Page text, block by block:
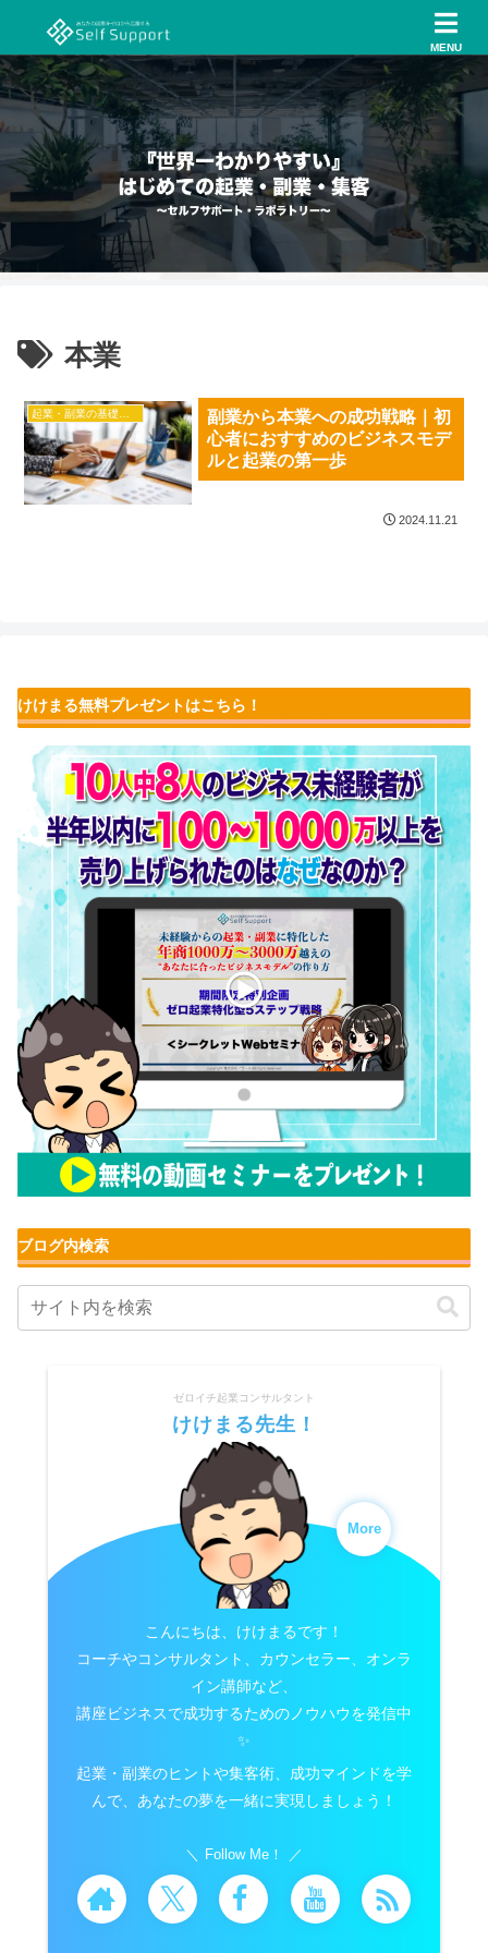
MENU
本業
起業・副業の基礎知識
副業から本業への成功戦略｜初
心者におすすめのビジネスモデ
ルと起業の第一歩
2024.11.21
けけまる無料プレゼントはこちら！
ブログ内検索
ゼロイチ起業コンサルタント
けけまる先生！
More
こんにちは、けけまるです！
コーチやコンサルタント、カウンセラー、オンラ
イン講師など、
講座ビジネスで成功するためのノウハウを発信中
✨
起業・副業のヒントや集客術、成功マインドを学
んで、あなたの夢を一緒に実現しましょう！
Follow Me！